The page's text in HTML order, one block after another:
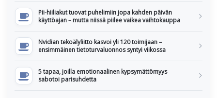
Pii-hiiliakut tuovat puhelimiin jopa kahden päivän
käyttöajan – mutta niissä piilee vaikea vaihtokauppa
Nvidian tekoälyliitto kasvoi yli 120 toimijaan –
ensimmäinen tietoturvaluonnos syntyi viikossa
5 tapaa, joilla emotionaalinen kypsymättömyys
sabotoi parisuhdetta